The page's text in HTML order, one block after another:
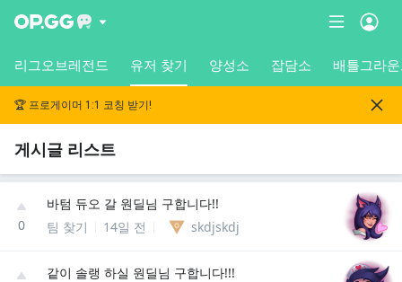
리그오브레전드 유저 찾기 양성소 잡담소 배틀그라
🏆 프로게이머 1:1 코칭 받기!
게시글 리스트
0
바텀 듀오 갈 원딜님 구합니다!!
팀 찾기
14일 전 skdjskdj
같이 솔랭 하실 원딜님 구합니다!!!